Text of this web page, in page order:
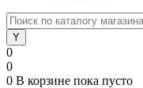
0
0
0 В корзине пока пусто